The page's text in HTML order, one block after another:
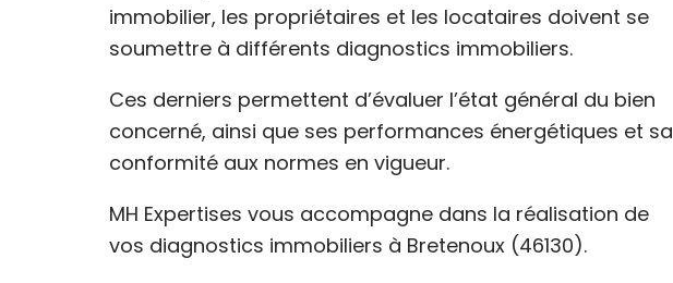
immobilier, les propriétaires et les locataires doivent se
soumettre à différents diagnostics immobiliers.
Ces derniers permettent d’évaluer l’état général du bien
concerné, ainsi que ses performances énergétiques et sa
conformité aux normes en vigueur.
MH Expertises vous accompagne dans la réalisation de
vos diagnostics immobiliers à Bretenoux (46130).